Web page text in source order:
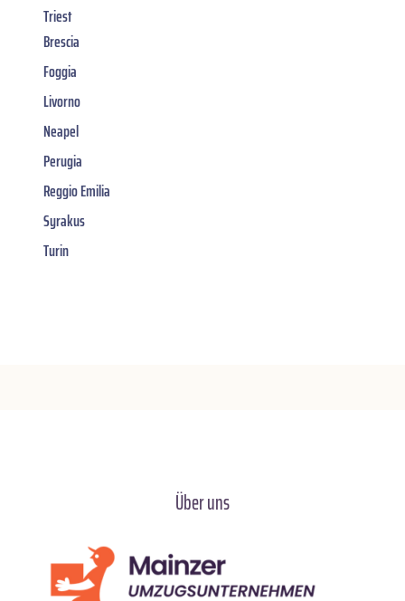
Triest
Brescia
Foggia
Livorno
Neapel
Perugia
Reggio Emilia
Syrakus
Turin
Über uns